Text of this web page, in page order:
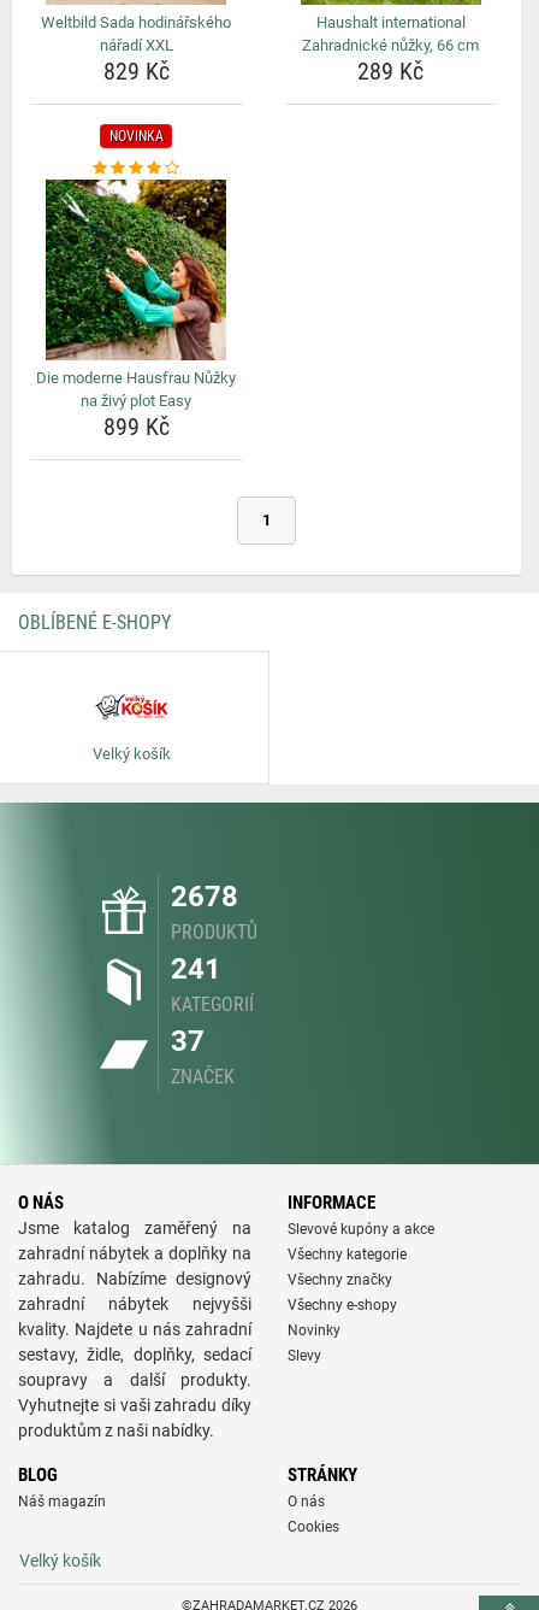
Weltbild Sada hodinářského
nářadí XXL
829 Kč
Haushalt international
Zahradnické nůžky, 66 cm
289 Kč
NOVINKA
Die moderne Hausfrau Nůžky
na živý plot Easy
899 Kč
1
OBLÍBENÉ E-SHOPY
Velký košík
2678
PRODUKTŮ
241
KATEGORIÍ
37
ZNAČEK
O NÁS
Jsme katalog zaměřený na
zahradní nábytek a doplňky na
zahradu. Nabízíme designový
zahradní nábytek nejvyšši
kvality. Najdete u nás zahradní
sestavy, židle, doplňky, sedací
soupravy a další produkty.
Vyhutnejte si vaši zahradu díky
produktům z naši nabídky.
INFORMACE
Slevové kupóny a akce
Všechny kategorie
Všechny značky
Všechny e-shopy
Novinky
Slevy
BLOG
Náš magazín
STRÁNKY
O nás
Cookies
Velký košík
©ZAHRADAMARKET.CZ 2026